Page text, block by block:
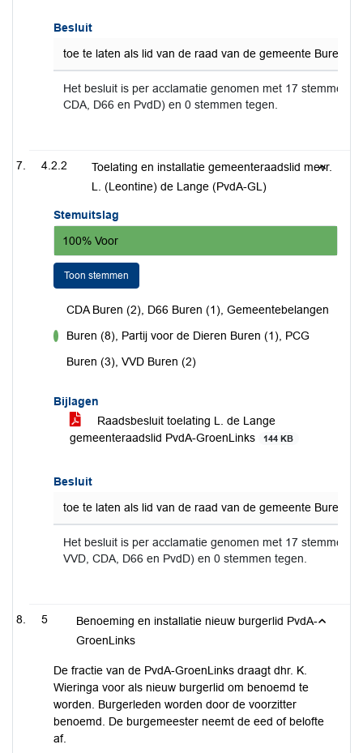
Besluit
toe te laten als lid van de raad van de gemeente Buren:
Het besluit is per acclamatie genomen met 17 stemmen
CDA, D66 en PvdD) en 0 stemmen tegen.
4.2.2
Toelating en installatie gemeenteraadslid mevr.
L. (Leontine) de Lange (PvdA-GL)
Stemuitslag
100% Voor
Toon stemmen
CDA Buren (2), D66 Buren (1), Gemeentebelangen
Buren (8), Partij voor de Dieren Buren (1), PCG
Buren (3), VVD Buren (2)
Bijlagen
Raadsbesluit toelating L. de Lange
gemeenteraadslid PvdA-GroenLinks
144 KB
Besluit
toe te laten als lid van de raad van de gemeente Buren:
Het besluit is per acclamatie genomen met 17 stemmen
VVD, CDA, D66 en PvdD) en 0 stemmen tegen.
5
Benoeming en installatie nieuw burgerlid PvdA-
GroenLinks
De fractie van de PvdA-GroenLinks draagt dhr. K.
Wieringa voor als nieuw burgerlid om benoemd te
worden. Burgerleden worden door de voorzitter
benoemd. De burgemeester neemt de eed of belofte
af.